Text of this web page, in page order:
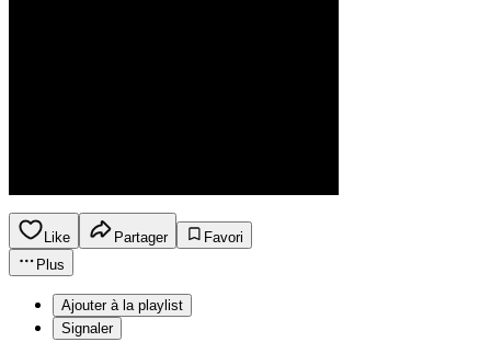
Like Partager
Favori
Plus
Ajouter à la playlist
Signaler